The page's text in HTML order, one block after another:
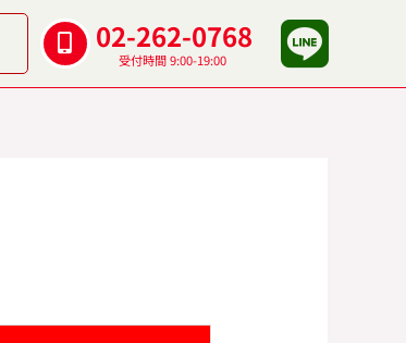
02-262-0768
受付時間 9:00-19:00